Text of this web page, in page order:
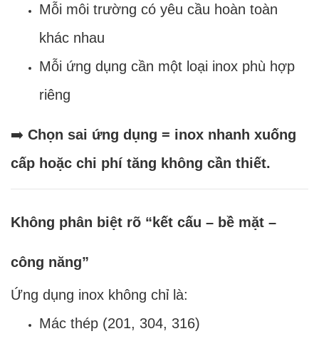
Mỗi môi trường có yêu cầu hoàn toàn
khác nhau
Mỗi ứng dụng cần một loại inox phù hợp
riêng
➡️ Chọn sai ứng dụng = inox nhanh xuống
cấp hoặc chi phí tăng không cần thiết.
Không phân biệt rõ “kết cấu – bề mặt –
công năng”
Ứng dụng inox không chỉ là:
Mác thép (201, 304, 316)